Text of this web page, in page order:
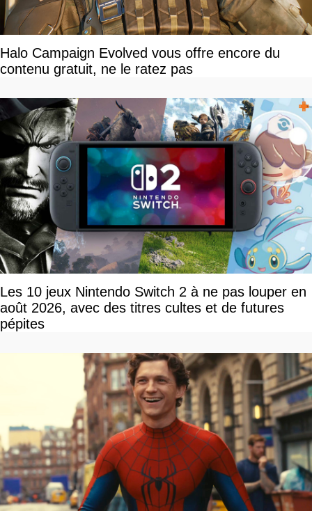
Halo Campaign Evolved vous offre encore du
contenu gratuit, ne le ratez pas
Les 10 jeux Nintendo Switch 2 à ne pas louper en
août 2026, avec des titres cultes et de futures
pépites